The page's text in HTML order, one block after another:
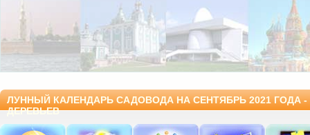
ЛУННЫЙ КАЛЕНДАРЬ САДОВОДА НА СЕНТЯБРЬ 2021 ГОДА
ДЕРЕВЬЕВ